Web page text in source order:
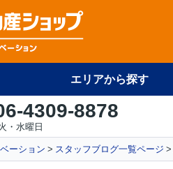
エリアから探す
4309-8878
・水曜日
ーション スタッフブログ一覧ページ